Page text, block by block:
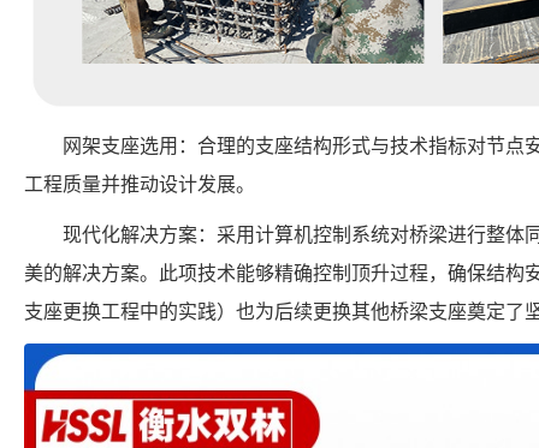
网架支座选用：合理的支座结构形式与技术指标对节点
工程质量并推动设计发展。
现代化解决方案：采用计算机控制系统对桥梁进行整体
美的解决方案。此项技术能够精确控制顶升过程，确保结构
支座更换工程中的实践）也为后续更换其他桥梁支座奠定了